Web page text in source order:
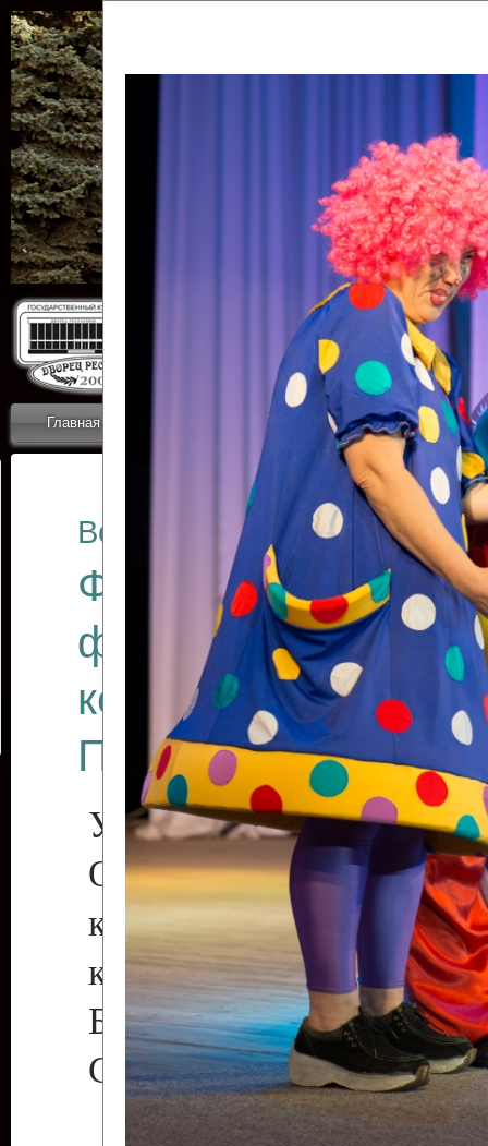
Главная Коллективы Новости
ОТЧЕТЫ ГКЦ
Все отчеты
Финал
фестиваля
коллективов
Приднестровского
Участники фестиваля:
Образцовый
коллектив
культуры с.
Бендеры ,
Светлана Георгиевна